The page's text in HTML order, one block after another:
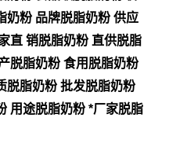
奶粉 品牌脱脂奶粉 供应
直 销脱脂奶粉 直供脱脂
脱脂奶粉 食用脱脂奶粉
脱脂奶粉 批发脱脂奶粉
用途脱脂奶粉 *厂家脱脂